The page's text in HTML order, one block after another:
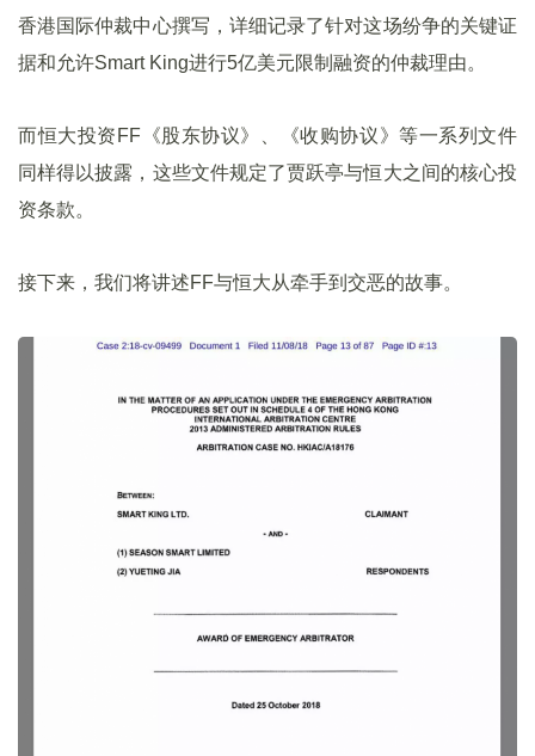
香港国际仲裁中心撰写，详细记录了针对这场纷争的关键证
据和允许Smart King进行5亿美元限制融资的仲裁理由。
而恒大投资FF《股东协议》、《收购协议》等一系列文件
同样得以披露，这些文件规定了贾跃亭与恒大之间的核心投
资条款。
接下来，我们将讲述FF与恒大从牵手到交恶的故事。